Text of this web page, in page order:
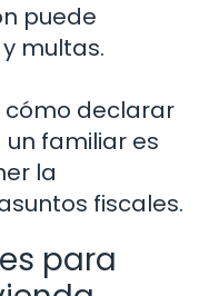
puede
multas.
cómo declarar
familiar es
la
fiscales.
para